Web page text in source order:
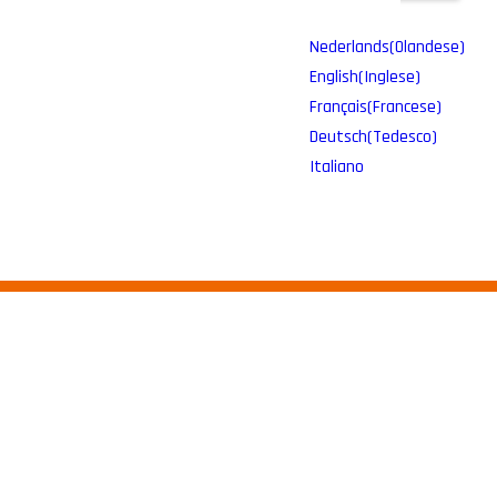
Nederlands(Olandese)
English(Inglese)
Français(Francese)
Deutsch(Tedesco)
Italiano